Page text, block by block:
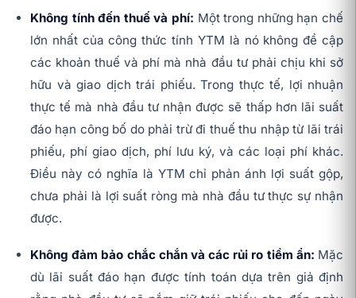
Không tính đến thuế và phí: Một trong những hạn chế
lớn nhất của công thức tính YTM là nó không đề cập
các khoản thuế và phí mà nhà đầu tư phải chịu khi sở
hữu và giao dịch trái phiếu. Trong thực tế, lợi nhuận
thực tế mà nhà đầu tư nhận được sẽ thấp hơn lãi suất
đáo hạn công bố do phải trừ đi thuế thu nhập từ lãi trái
phiếu, phí giao dịch, phí lưu ký, và các loại phí khác.
Điều này có nghĩa là YTM chỉ phản ánh lợi suất gộp,
chưa phải là lợi suất ròng mà nhà đầu tư thực sự nhận
được.
Không đảm bảo chắc chắn và các rủi ro tiềm ẩn: Mặc
dù lãi suất đáo hạn được tính toán dựa trên giả định